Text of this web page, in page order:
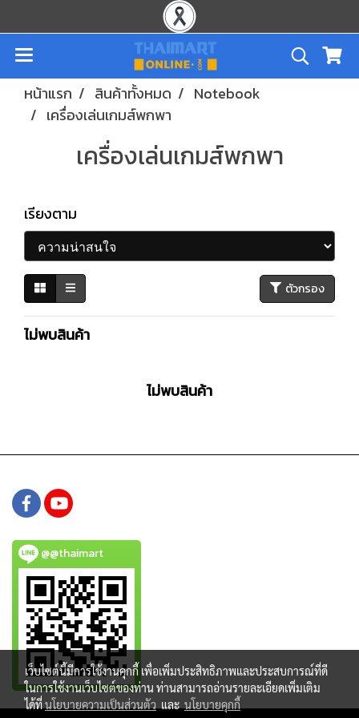
หน้าแรก สินค้าทั้งหมด
Notebook
เครื่องเล่นเกมส์พกพา
เครื่องเล่นเกมส์พกพา
เรียงตาม
ตัวกรอง
ไม่พบสินค้า
ไม่พบสินค้า
@@thaimart
เว็บไซต์นี้มีการใช้งานคุกกี้ เพื่อเพิ่มประสิทธิภาพและประสบการณ์ที่ดี
ในการใช้งานเว็บไซต์ของท่าน ท่านสามารถอ่านรายละเอียดเพิ่มเติม
ได้ที่นโยบายความเป็นส่วนตัว และ นโยบายคุกกี้